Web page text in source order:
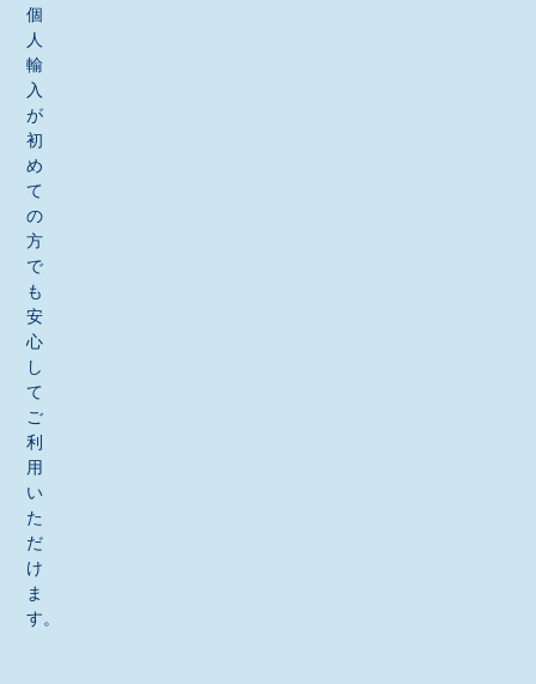
個
人
輸
入
が
初
め
て
の
方
で
も
安
心
し
て
ご
利
用
い
た
だ
け
ま
す。